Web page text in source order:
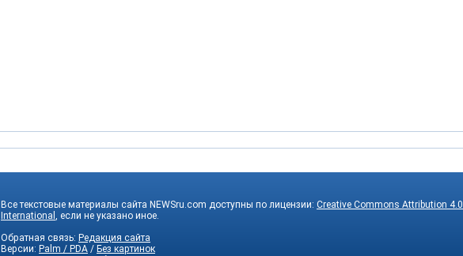
Все текстовые материалы сайта NEWSru.com доступны по лицензии: Creative Commons Attribution 4.0
International
, если не указано иное.
Обратная связь: Редакция сайта
Версии: Palm / PDA / Без картинок